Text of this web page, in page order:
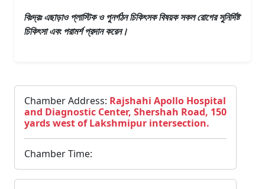
বিঃদ্রঃ এছাড়াওপ্লাস্টিক ও পুনর্গঠন চিকিৎসকবিষয়ক সকল রোগের সুনির্দিষ্ট
চিকিৎসা এবং পরামর্শ প্রদান করেন।
Chamber Address: Rajshahi Apollo Hospital
and Diagnostic Center, Shershah Road, 150
yards west of Lakshmipur intersection.
Chamber Time: